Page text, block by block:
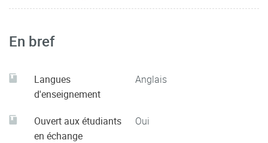
En bref
Langues
d'enseignement
Anglais
Ouvert aux étudiants
en échange
Oui